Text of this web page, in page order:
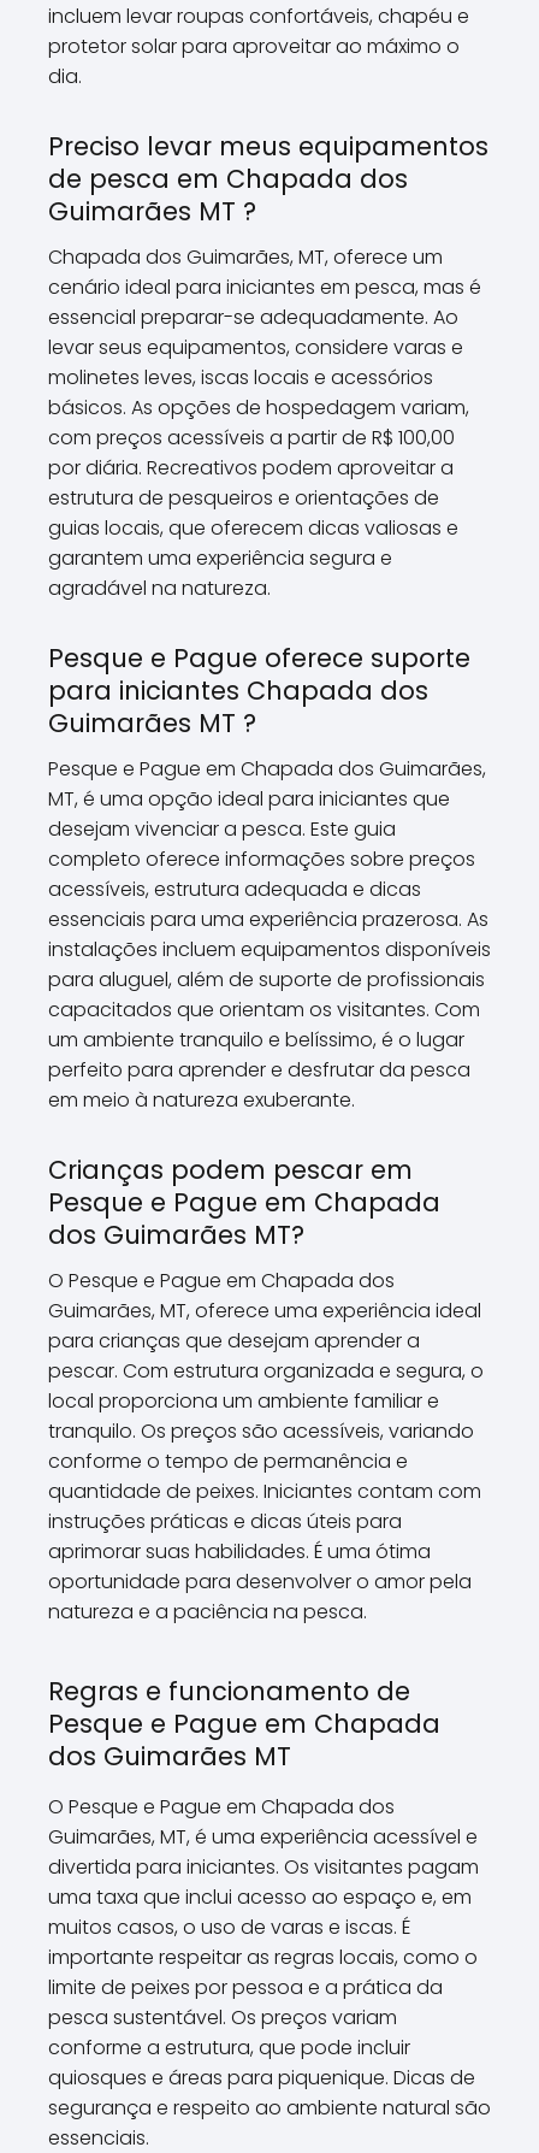
incluem levar roupas confortáveis, chapéu e
protetor solar para aproveitar ao máximo o
dia.
Preciso levar meus equipamentos
de pesca em Chapada dos
Guimarães MT ?
Chapada dos Guimarães, MT, oferece um
cenário ideal para iniciantes em pesca, mas é
essencial preparar-se adequadamente. Ao
levar seus equipamentos, considere varas e
molinetes leves, iscas locais e acessórios
básicos. As opções de hospedagem variam,
com preços acessíveis a partir de R$ 100,00
por diária. Recreativos podem aproveitar a
estrutura de pesqueiros e orientações de
guias locais, que oferecem dicas valiosas e
garantem uma experiência segura e
agradável na natureza.
Pesque e Pague oferece suporte
para iniciantes Chapada dos
Guimarães MT ?
Pesque e Pague em Chapada dos Guimarães,
MT, é uma opção ideal para iniciantes que
desejam vivenciar a pesca. Este guia
completo oferece informações sobre preços
acessíveis, estrutura adequada e dicas
essenciais para uma experiência prazerosa. As
instalações incluem equipamentos disponíveis
para aluguel, além de suporte de profissionais
capacitados que orientam os visitantes. Com
um ambiente tranquilo e belíssimo, é o lugar
perfeito para aprender e desfrutar da pesca
em meio à natureza exuberante.
Crianças podem pescar em
Pesque e Pague em Chapada
dos Guimarães MT?
O Pesque e Pague em Chapada dos
Guimarães, MT, oferece uma experiência ideal
para crianças que desejam aprender a
pescar. Com estrutura organizada e segura, o
local proporciona um ambiente familiar e
tranquilo. Os preços são acessíveis, variando
conforme o tempo de permanência e
quantidade de peixes. Iniciantes contam com
instruções práticas e dicas úteis para
aprimorar suas habilidades. É uma ótima
oportunidade para desenvolver o amor pela
natureza e a paciência na pesca.
Regras e funcionamento de
Pesque e Pague em Chapada
dos Guimarães MT
O Pesque e Pague em Chapada dos
Guimarães, MT, é uma experiência acessível e
divertida para iniciantes. Os visitantes pagam
uma taxa que inclui acesso ao espaço e, em
muitos casos, o uso de varas e iscas. É
importante respeitar as regras locais, como o
limite de peixes por pessoa e a prática da
pesca sustentável. Os preços variam
conforme a estrutura, que pode incluir
quiosques e áreas para piquenique. Dicas de
segurança e respeito ao ambiente natural são
essenciais.